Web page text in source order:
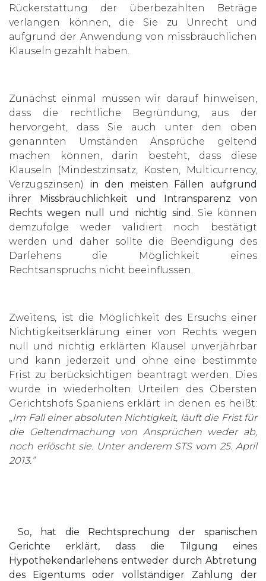
Rückerstattung der überbezahlten Beträge
verlangen können, die Sie zu Unrecht und
aufgrund der Anwendung von missbräuchlichen
Klauseln gezahlt haben.
Zunächst einmal müssen wir darauf hinweisen,
dass die rechtliche Begründung, aus der
hervorgeht, dass Sie auch unter den oben
genannten Umständen Ansprüche geltend
machen können, darin besteht, dass diese
Klauseln (Mindestzinsatz, Kosten, Multicurrency,
Verzugszinsen) in den meisten Fällen aufgrund
ihrer Missbräuchlichkeit und Intransparenz von
Rechts wegen null und nichtig sind. Sie können
demzufolge weder validiert noch bestätigt
werden und daher sollte die Beendigung des
Darlehens die Möglichkeit eines
Rechtsanspruchs nicht beeinflussen.
Zweitens, ist die Möglichkeit des Ersuchs einer
Nichtigkeitserklärung einer von Rechts wegen
null und nichtig erklärten Klausel unverjährbar
und kann jederzeit und ohne eine bestimmte
Frist zu berücksichtigen beantragt werden. Dies
wurde in wiederholten Urteilen des Obersten
Gerichtshofs Spaniens erklärt in denen es heißt:
Im Fall einer absoluten Nichtigkeit, läuft die Frist für
die Geltendmachung von Ansprüchen weder ab,
noch erlöscht sie. Unter anderem STS vom 25. April
2013.”
So, hat die Rechtsprechung der spanischen
Gerichte erklärt, dass die Tilgung eines
Hypothekendarlehens entweder durch Abtretung
des Eigentums oder vollständiger Zahlung der